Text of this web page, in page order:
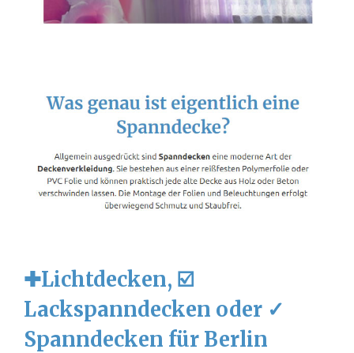
✚Lichtdecken, ☑️
Lackspanndecken oder ✓
Spanndecken für Berlin